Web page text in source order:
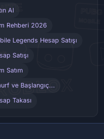
Al
Rehberi 2026
Legends Hesap Satışı
Satışı
Satım
ve Başlangıç...
Takası